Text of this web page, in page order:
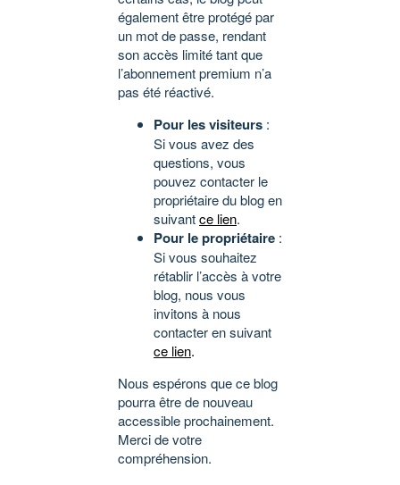
également être protégé par
un mot de passe, rendant
son accès limité tant que
l’abonnement premium n’a
pas été réactivé.
Pour les visiteurs :
Si vous avez des
questions, vous
pouvez contacter le
propriétaire du blog en
suivantce lien.
Pour le propriétaire :
Si vous souhaitez
rétablir l’accès à votre
blog, nous vous
invitons à nous
contacter en suivant
ce lien.
Nous espérons que ce blog
pourra être de nouveau
accessible prochainement.
Merci de votre
compréhension.